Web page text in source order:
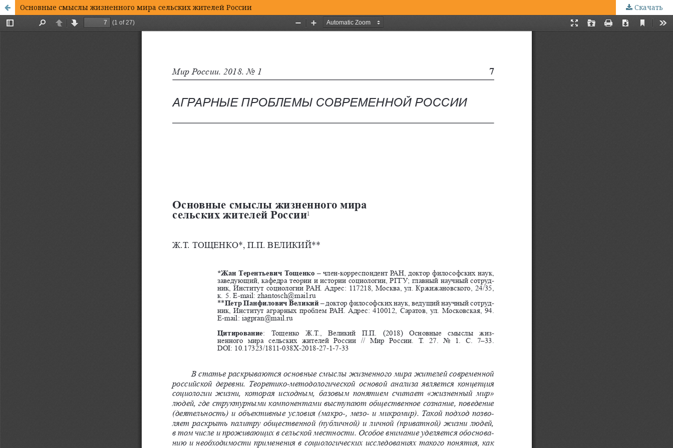
Основные смыслы жизненного мира сельских жителей России Скачать